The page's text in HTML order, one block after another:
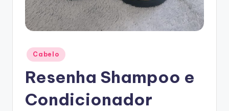
Posted
in
Cabelo
Resenha Shampoo e
Condicionador